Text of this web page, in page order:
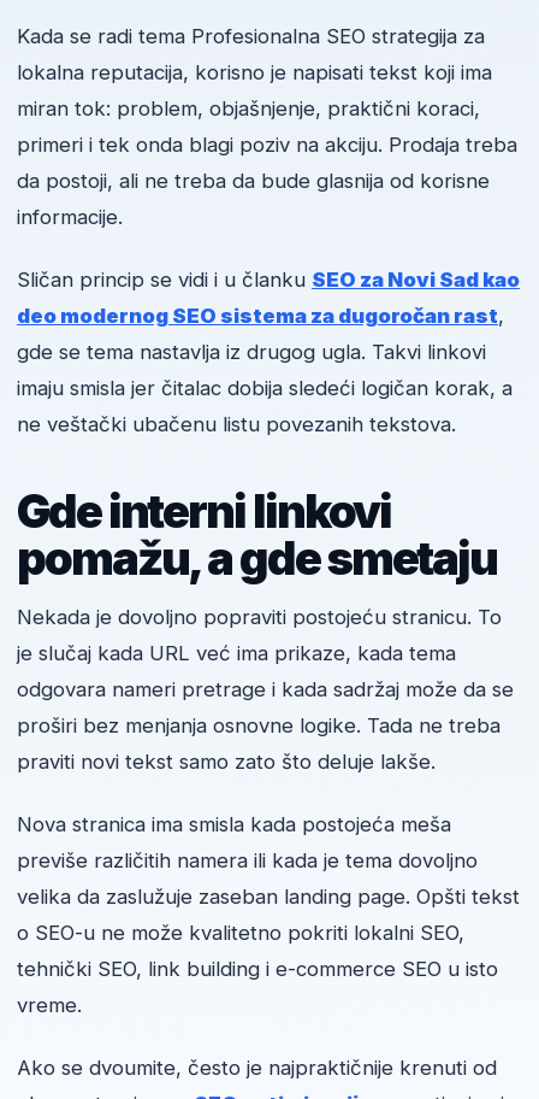
Kada se radi tema Profesionalna SEO strategija za
lokalna reputacija, korisno je napisati tekst koji ima
miran tok: problem, objašnjenje, praktični koraci,
primeri i tek onda blagi poziv na akciju. Prodaja treba
da postoji, ali ne treba da bude glasnija od korisne
informacije.
Sličan princip se vidi i u članku SEO za Novi Sad kao
deo modernog SEO sistema za dugoročan rast,
gde se tema nastavlja iz drugog ugla. Takvi linkovi
imaju smisla jer čitalac dobija sledeći logičan korak, a
ne veštački ubačenu listu povezanih tekstova.
Gde interni linkovi
pomažu, a gde smetaju
Nekada je dovoljno popraviti postojeću stranicu. To
je slučaj kada URL već ima prikaze, kada tema
odgovara nameri pretrage i kada sadržaj može da se
proširi bez menjanja osnovne logike. Tada ne treba
praviti novi tekst samo zato što deluje lakše.
Nova stranica ima smisla kada postojeća meša
previše različitih namera ili kada je tema dovoljno
velika da zaslužuje zaseban landing page. Opšti tekst
o SEO-u ne može kvalitetno pokriti lokalni SEO,
tehnički SEO, link building i e-commerce SEO u isto
vreme.
Ako se dvoumite, često je najpraktičnije krenuti od